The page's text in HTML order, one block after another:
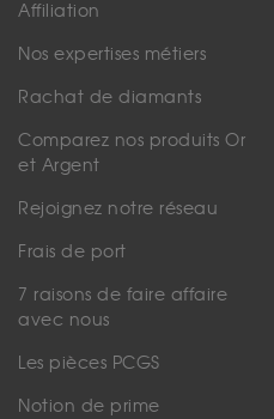
Affiliation
Nos expertises métiers
Rachat de diamants
Comparez nos produits Or
et Argent
Rejoignez notre réseau
Frais de port
7 raisons de faire affaire
avec nous
Les pièces PCGS
Notion de prime